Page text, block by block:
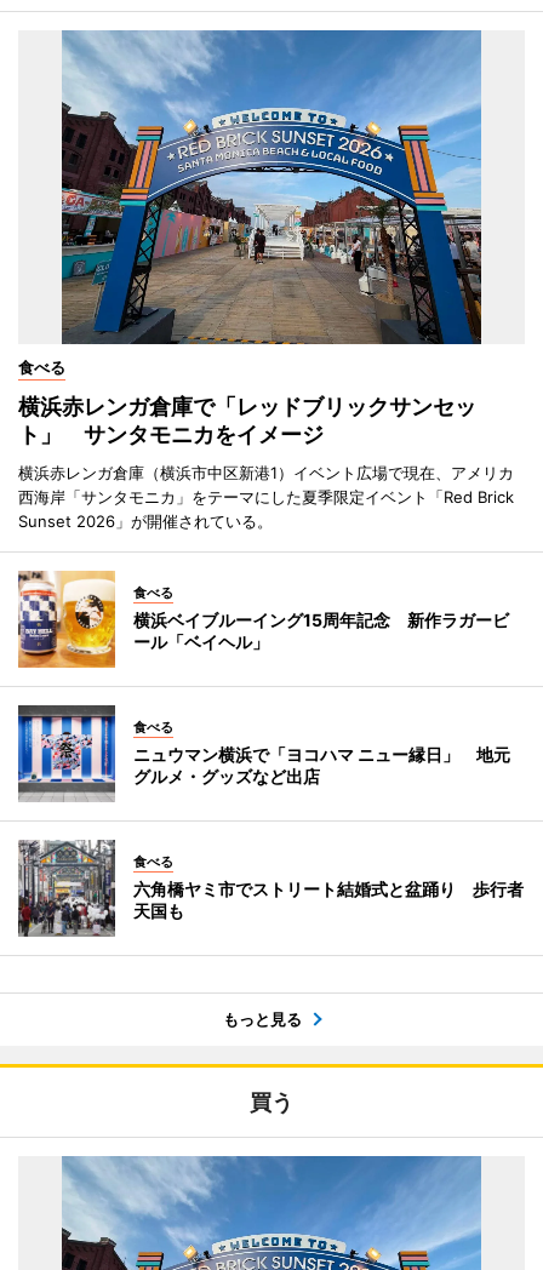
食べる
横浜赤レンガ倉庫で「レッドブリックサンセッ
ト」 サンタモニカをイメージ
横浜赤レンガ倉庫（横浜市中区新港1）イベント広場で現在、アメリカ
西海岸「サンタモニカ」をテーマにした夏季限定イベント「Red Brick
Sunset 2026」が開催されている。
食べる
横浜ベイブルーイング15周年記念 新作ラガービ
ール「ベイヘル」
食べる
ニュウマン横浜で「ヨコハマ ニュー縁日」 地元
グルメ・グッズなど出店
食べる
六角橋ヤミ市でストリート結婚式と盆踊り 歩行者
天国も
もっと見る
買う